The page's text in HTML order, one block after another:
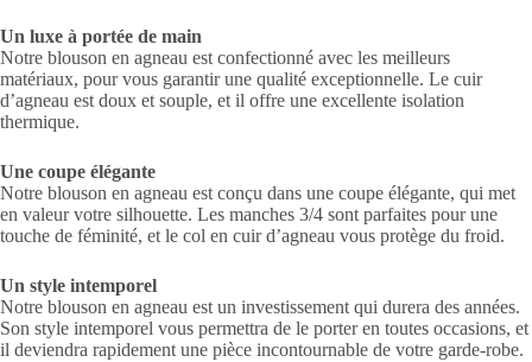
Un luxe à portée de main
Notre blouson en agneau est confectionné avec les meilleurs
matériaux, pour vous garantir une qualité exceptionnelle. Le cuir
d’agneau est doux et souple, et il offre une excellente isolation
thermique.
Une coupe élégante
Notre blouson en agneau est conçu dans une coupe élégante, qui met
en valeur votre silhouette. Les manches 3/4 sont parfaites pour une
touche de féminité, et le col en cuir d’agneau vous protège du froid.
Un style intemporel
Notre blouson en agneau est un investissement qui durera des années.
Son style intemporel vous permettra de le porter en toutes occasions, et
il deviendra rapidement une pièce incontournable de votre garde-robe.